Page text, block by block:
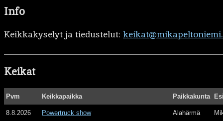
Info
Keikkakyselyt ja tiedustelut:
Keikat
Pvm Keikkapaikka Paikkakunta
8.8.2026 Powertruck show Alahärmä